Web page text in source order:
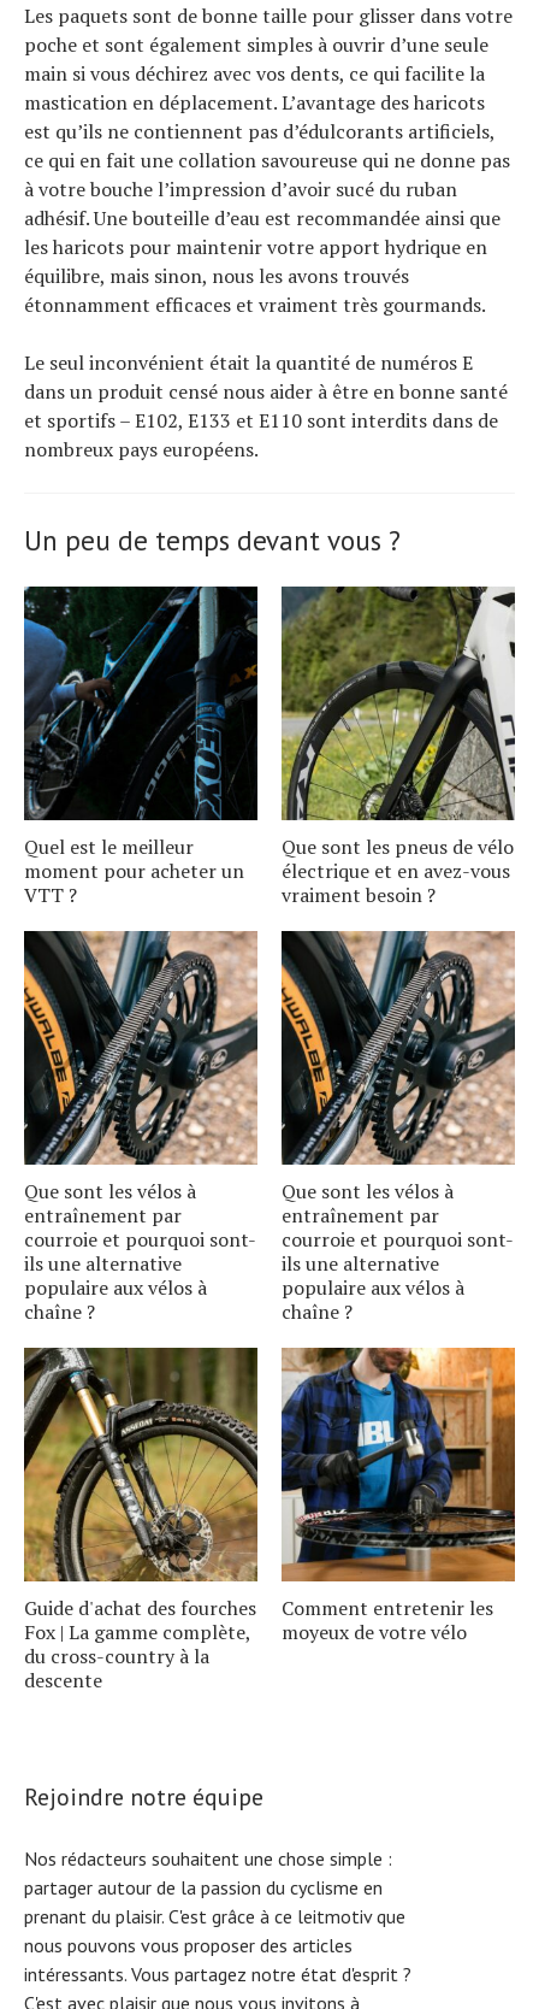
Les paquets sont de bonne taille pour glisser dans votre
poche et sont également simples à ouvrir d’une seule
main si vous déchirez avec vos dents, ce qui facilite la
mastication en déplacement. L’avantage des haricots
est qu’ils ne contiennent pas d’édulcorants artificiels,
ce qui en fait une collation savoureuse qui ne donne pas
à votre bouche l’impression d’avoir sucé du ruban
adhésif. Une bouteille d’eau est recommandée ainsi que
les haricots pour maintenir votre apport hydrique en
équilibre, mais sinon, nous les avons trouvés
étonnamment efficaces et vraiment très gourmands.
Le seul inconvénient était la quantité de numéros E
dans un produit censé nous aider à être en bonne santé
et sportifs – E102, E133 et E110 sont interdits dans de
nombreux pays européens.
Un peu de temps devant vous ?
Quel est le meilleur
moment pour acheter un
VTT ?
Que sont les pneus de vélo
électrique et en avez-vous
vraiment besoin ?
Que sont les vélos à
entraînement par
courroie et pourquoi sont-
ils une alternative
populaire aux vélos à
chaîne ?
Que sont les vélos à
entraînement par
courroie et pourquoi sont-
ils une alternative
populaire aux vélos à
chaîne ?
Guide d'achat des fourches
Fox | La gamme complète,
du cross-country à la
descente
Comment entretenir les
moyeux de votre vélo
Rejoindre notre équipe
Nos rédacteurs souhaitent une chose simple :
partager autour de la passion du cyclisme en
prenant du plaisir. C'est grâce à ce leitmotiv que
nous pouvons vous proposer des articles
intéressants. Vous partagez notre état d'esprit ?
C'est avec plaisir que nous vous invitons à